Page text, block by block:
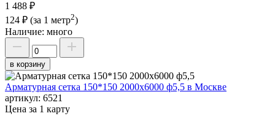
1 488 ₽
124 ₽ (за 1 метр2)
Наличие: много
в корзину
Арматурная сетка 150*150 2000х6000 ф5,5 в Москве
артикул: 6521
Цена за 1 карту